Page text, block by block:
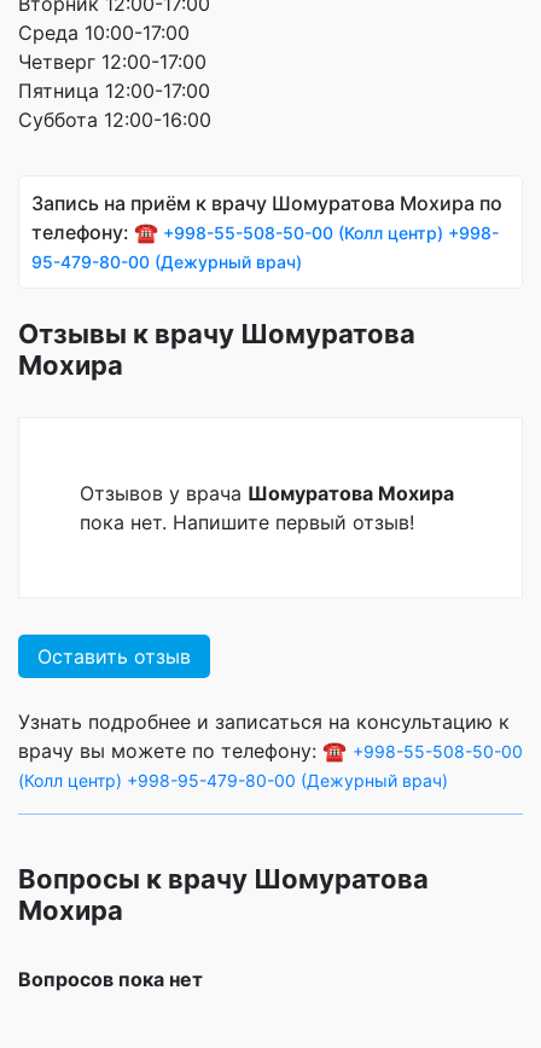
Среда 10:00-17:00
Четверг 12:00-17:00
Пятница 12:00-17:00
Суббота 12:00-16:00
Запись на приём к врачу Шомуратова Мохира по
телефону: ☎️ +998-55-508-50-00 (Колл центр) +998-
95-479-80-00 (Дежурный врач)
Отзывы к врачу Шомуратова
Мохира
Отзывов у врача Шомуратова Мохира
пока нет. Напишите первый отзыв!
Оставить отзыв
Узнать подробнее и записаться на консультацию к
врачу вы можете по телефону: ☎️ +998-55-508-50-00
(Колл центр) +998-95-479-80-00 (Дежурный врач)
Вопросы к врачу Шомуратова
Мохира
Вопросов пока нет